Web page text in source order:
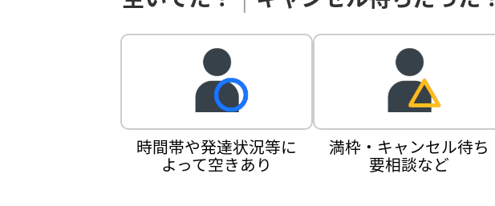
時間帯や発達状況等に
よって空きあり
満枠・キャンセル待ち
要相談など